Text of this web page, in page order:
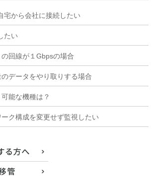
宅から会社に接続したい
たい
回線が１Gbpsの場合
データをやり取りする場合
能な機種は？
ク構成を変更せず監視したい